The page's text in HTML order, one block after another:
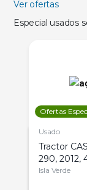
Ver ofertas
Especial usados
Ofertas
Usado
Tractor
290, 2012,
Isla Verde